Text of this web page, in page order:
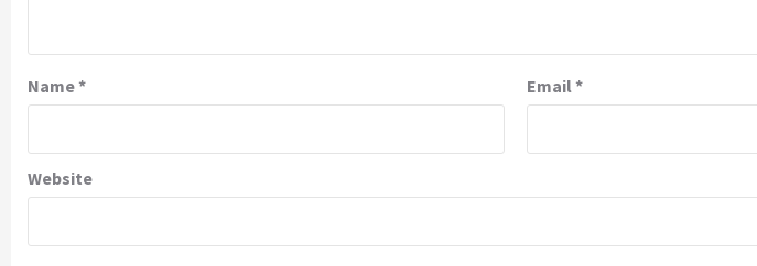
Name* Email*
Website